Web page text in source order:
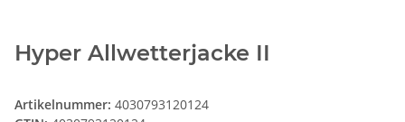
Hyper Allwetterjacke II
Artikelnummer: 4030793120124